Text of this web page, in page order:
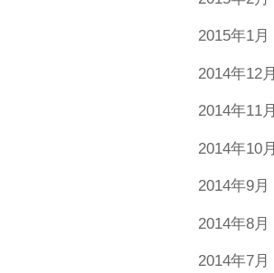
2015年1月
2014年12月
2014年11月
2014年10月
2014年9月
2014年8月
2014年7月